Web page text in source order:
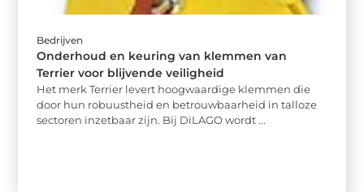
Bedrijven
Onderhoud en keuring van klemmen van
Terrier voor blijvende veiligheid
Het merk Terrier levert hoogwaardige klemmen die
door hun robuustheid en betrouwbaarheid in talloze
sectoren inzetbaar zijn. Bij DiLAGO wordt ...